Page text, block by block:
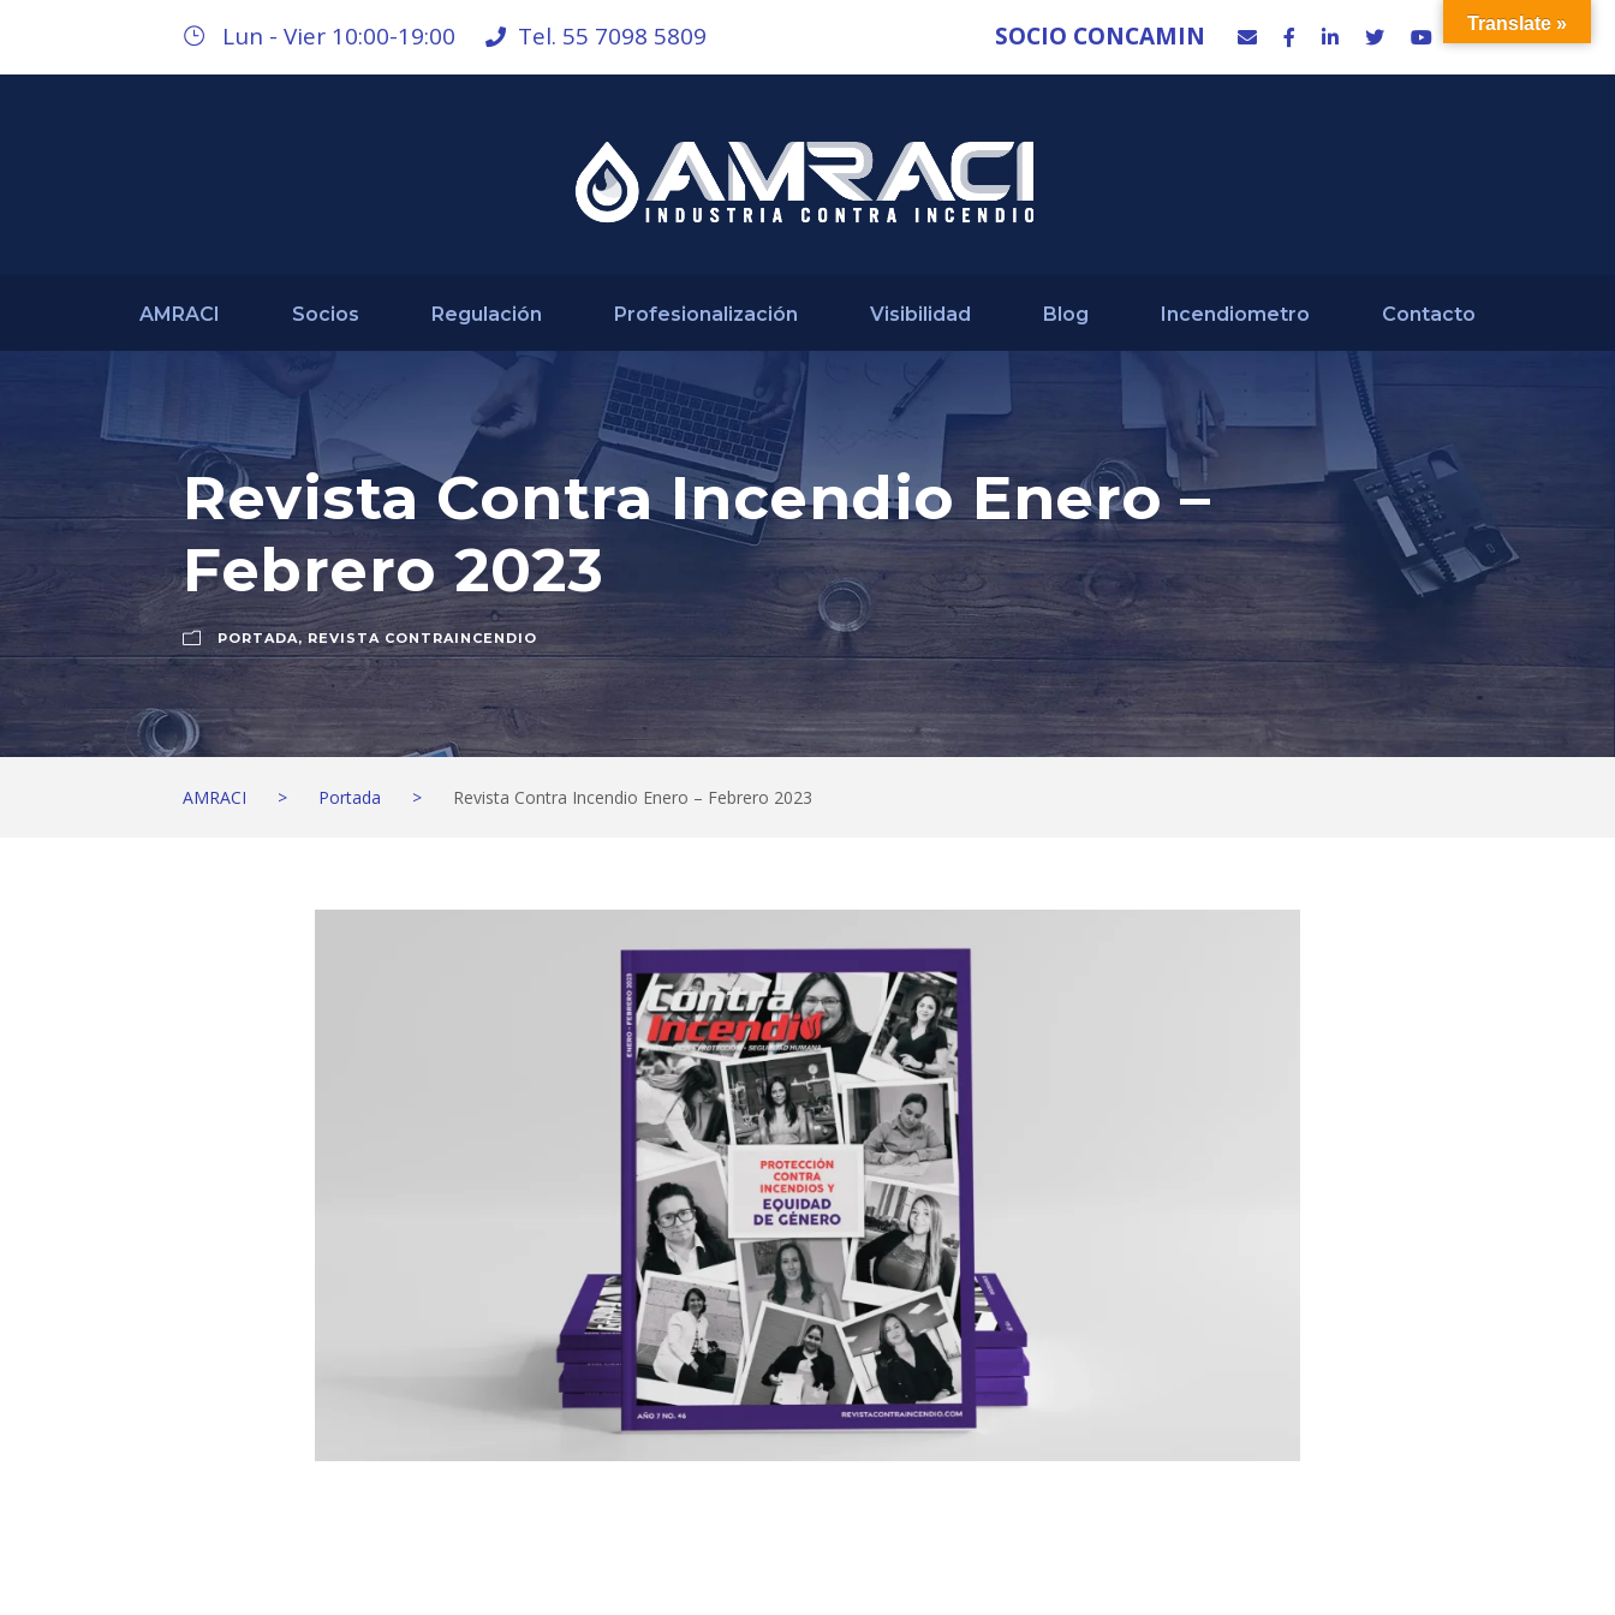
Lun - Vier 10:00-19:00 Tel. 55 7098 5809 SOCIO CONCAMIN
AMRACI Socios Regulación Profesionalización Visibilidad Blog Incendiometro Contacto
Revista Contra Incendio Enero –
Febrero 2023
PORTADA, REVISTA CONTRAINCENDIO
AMRACI > Portada > Revista Contra Incendio Enero – Febrero 2023
Translate »